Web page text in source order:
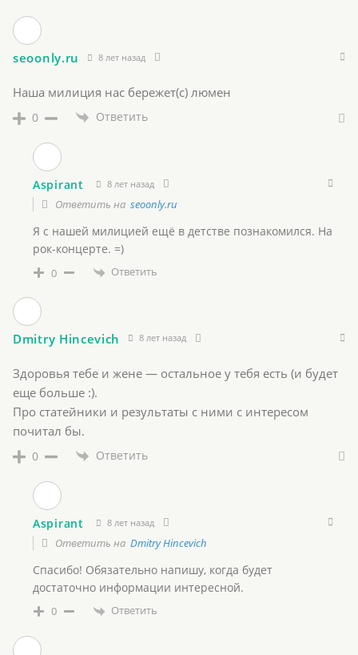
seoonly.ru 8 лет назад
Наша милиция нас бережет(с) люмен
0 Ответить
Aspirant 8 лет назад
Ответить на seoonly.ru
Я с нашей милицией ещё в детстве познакомился. На
рок-концерте. =)
0 Ответить
Dmitry Hincevich 8 лет назад
Здоровья тебе и жене — остальное у тебя есть (и будет
еще больше :).
Про статейники и результаты с ними с интересом
почитал бы.
0 Ответить
Aspirant 8 лет назад
Ответить на Dmitry Hincevich
Спасибо! Обязательно напишу, когда будет
достаточно информации интересной.
0 Ответить